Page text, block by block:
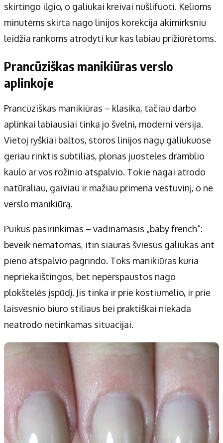
skirtingo ilgio, o galiukai kreivai nušlifuoti. Kelioms
minutėms skirta nago linijos korekcija akimirksniu
leidžia rankoms atrodyti kur kas labiau prižiūrėtoms.
Prancūziškas manikiūras verslo
aplinkoje
Prancūziškas manikiūras – klasika, tačiau darbo
aplinkai labiausiai tinka jo švelni, moderni versija.
Vietoj ryškiai baltos, storos linijos nagų galiukuose
geriau rinktis subtilias, plonas juosteles dramblio
kaulo ar vos rožinio atspalvio. Tokie nagai atrodo
natūraliau, gaiviau ir mažiau primena vestuvinį, o ne
verslo manikiūrą.
Puikus pasirinkimas – vadinamasis „baby french“:
beveik nematomas, itin siauras šviesus galiukas ant
pieno atspalvio pagrindo. Toks manikiūras kuria
nepriekaištingos, bet neperspaustos nago
plokštelės įspūdį. Jis tinka ir prie kostiumėlio, ir prie
laisvesnio biuro stiliaus bei praktiškai niekada
neatrodo netinkamas situacijai.